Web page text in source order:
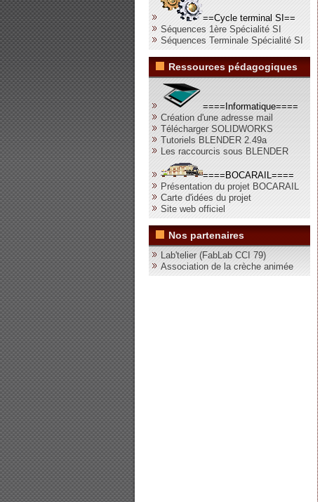
==Cycle terminal SI==
Séquences 1ère Spécialité SI
Séquences Terminale Spécialité SI
Ressources pédagogiques
====Informatique====
Création d'une adresse mail
Télécharger SOLIDWORKS
Tutoriels BLENDER 2.49a
Les raccourcis sous BLENDER
====BOCARAIL====
Présentation du projet BOCARAIL
Carte d'idées du projet
Site web officiel
Nos partenaires
Lab'telier (FabLab CCI 79)
Association de la crèche animée